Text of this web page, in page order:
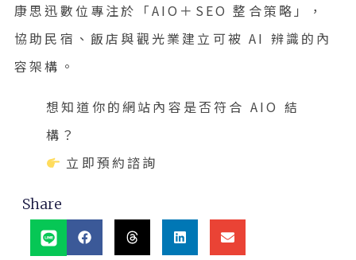
康思迅數位專注於「AIO＋SEO 整合策略」，
協助民宿、飯店與觀光業建立可被 AI 辨識的內
容架構。
想知道你的網站內容是否符合 AIO 結
構？
立即預約諮詢
Share